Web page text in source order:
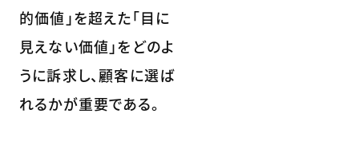
的価値」を超えた「目に
見えない価値」をどのよ
うに訴求し、顧客に選ば
れるかが重要である。